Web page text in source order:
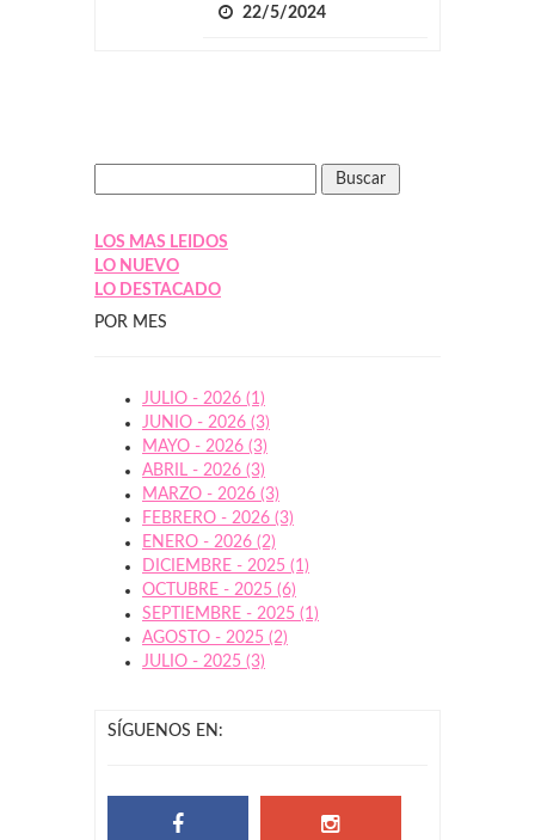
22/5/2024
LOS MAS LEIDOS
LO NUEVO
LO DESTACADO
POR MES
JULIO - 2026 (1)
JUNIO - 2026 (3)
MAYO - 2026 (3)
ABRIL - 2026 (3)
MARZO - 2026 (3)
FEBRERO - 2026 (3)
ENERO - 2026 (2)
DICIEMBRE - 2025 (1)
OCTUBRE - 2025 (6)
SEPTIEMBRE - 2025 (1)
AGOSTO - 2025 (2)
JULIO - 2025 (3)
SÍGUENOS EN: